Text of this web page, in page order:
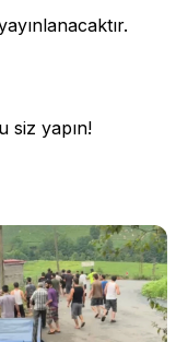
siz yapın!